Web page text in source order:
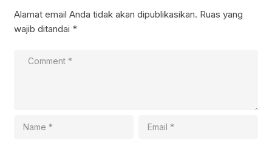
Alamat email Anda tidak akan dipublikasikan. Ruas yang
wajib ditandai *